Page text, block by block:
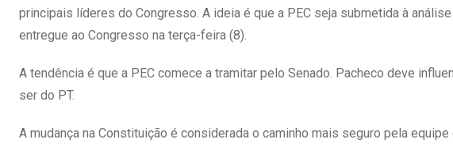
principais líderes do Congresso. A ideia é que a PEC seja submetida à
entregue ao Congresso na terça-feira (8).
A tendência é que a PEC comece a tramitar pelo Senado. Pacheco deve
ser do PT.
A mudança na Constituição é considerada o caminho mais seguro pela